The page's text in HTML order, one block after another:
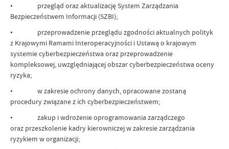
• przegląd oraz aktualizację System Zarządzania
Bezpieczeństwem Informacji (SZBI);
• przeprowadzenie przeglądu zgodności aktualnych polityk
z Krajowymi Ramami Interoperacyjności i Ustawą o krajowym
systemie cyberbezpieczeństwa oraz przeprowadzenie
kompleksowej, uwzględniającej obszar cyberbezpieczeństwa oceny
ryzyka;
• w zakresie ochrony danych, opracowane zostaną
procedury związane z ich cyberbezpieczeństwem;
• zakup i wdrożenie oprogramowania zarządczego
oraz przeszkolenie kadry kierowniczej w zakresie zarządzania
ryzykiem w organizacji;